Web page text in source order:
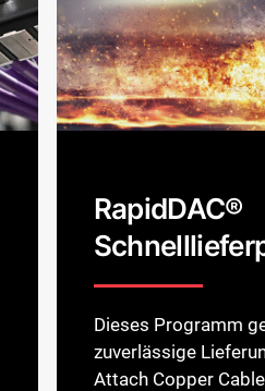
RapidDAC®
Dieses Programm
zuverlässige
Attach Copper
Schließen Sie